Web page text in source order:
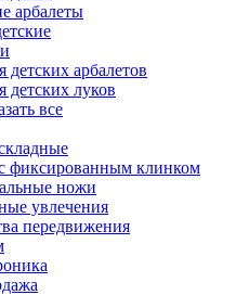
арбалеты
детских арбалетов
детских луков
все
фиксированным клинком
ножи
увлечения
передвижения